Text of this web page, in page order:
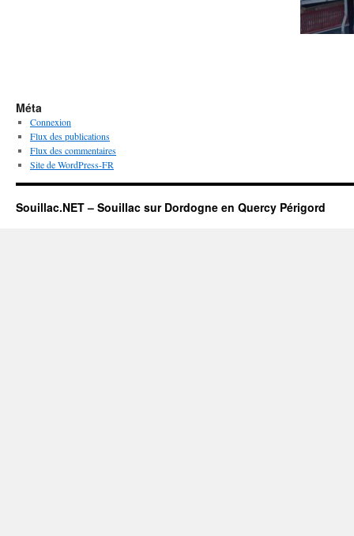
Méta
Connexion
Flux des publications
Flux des commentaires
Site de WordPress-FR
Souillac.NET – Souillac sur Dordogne en Quercy Périgord